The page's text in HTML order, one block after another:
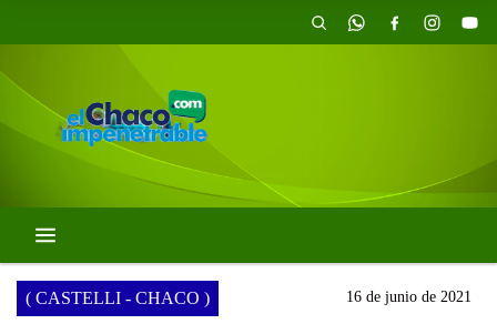
( CASTELLI - CHACO ) 16 de junio de 2021